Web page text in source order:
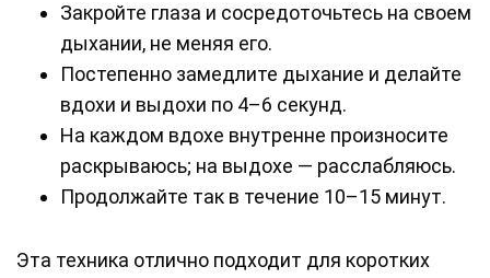
Закройте глаза и сосредоточьтесь на своем
дыхании, не меняя его.
Постепенно замедлите дыхание и делайте
вдохи и выдохи по 4–6 секунд.
На каждом вдохе внутренне произносите
раскрываюсь; на выдохе — расслабляюсь.
Продолжайте так в течение 10–15 минут.
Эта техника отлично подходит для коротких